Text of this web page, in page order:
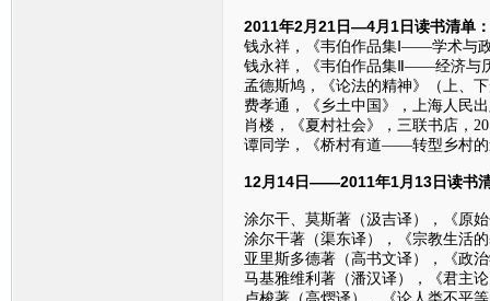
2011年2月21日—4月1日读书清单：
钱永祥，《韦伯作品集Ⅰ——学术与
钱永祥，《韦伯作品集Ⅱ——经济与
孟德斯鸠，《论法的精神》（上、
费孝通，《乡土中国》，上海人民
肖楼，《夏村社会》，三联书店，
谭同学，《桥村有道——转型乡村的
12月14日——2011年1月13日读书
涂尔干、莫斯著（汲吉译），《原
涂尔干著（渠东译），《宗教生活
亚里斯多德著（高书文译），《政
马基雅维利著（潘汉译），《君主